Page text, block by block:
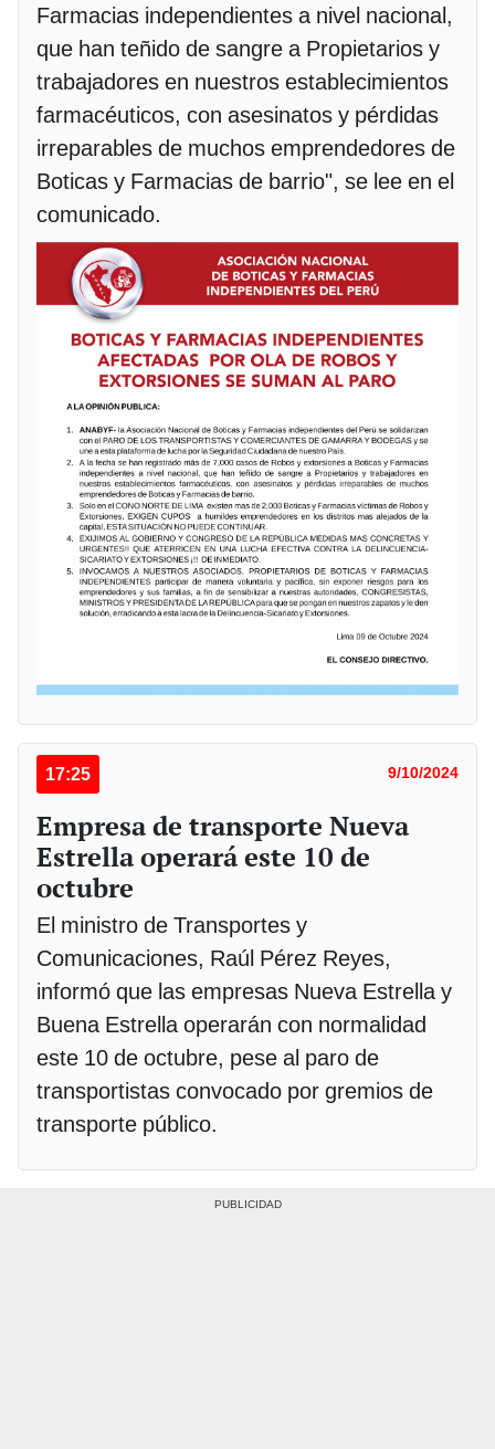
Farmacias independientes a nivel nacional,
que han teñido de sangre a Propietarios y
trabajadores en nuestros establecimientos
farmacéuticos, con asesinatos y pérdidas
irreparables de muchos emprendedores de
Boticas y Farmacias de barrio", se lee en el
comunicado.
17:25 9/10/2024
Empresa de transporte Nueva
Estrella operará este 10 de
octubre
El ministro de Transportes y
Comunicaciones, Raúl Pérez Reyes,
informó que las empresas Nueva Estrella y
Buena Estrella operarán con normalidad
este 10 de octubre, pese al paro de
transportistas convocado por gremios de
transporte público.